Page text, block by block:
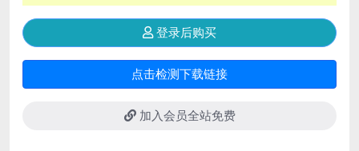
登录后购买
点击检测下载链接
加入会员全站免费